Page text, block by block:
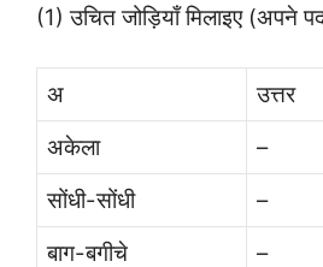
(1) उचित जोड़ियाँ मिलाइए (अपने
अ उत्तर
अकेला
–
सोंधी-सोंधी
–
बाग-बगीचे
–